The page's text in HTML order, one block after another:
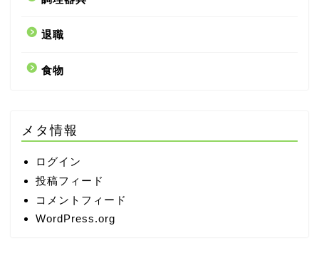
退職
食物
メタ情報
ログイン
投稿フィード
コメントフィード
WordPress.org